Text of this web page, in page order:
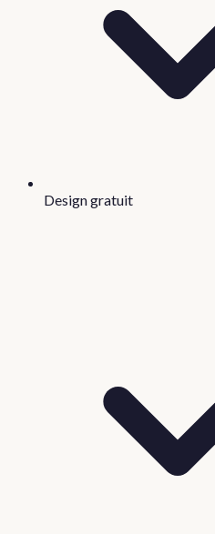
Design gratuit